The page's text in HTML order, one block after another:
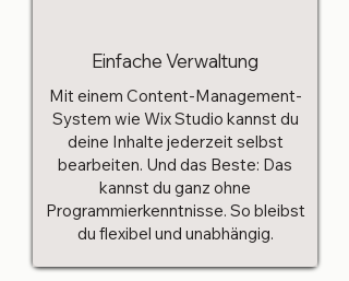
Einfache Verwaltung
Mit einem Content-Management-
System wie Wix Studio kannst du
deine Inhalte jederzeit selbst
bearbeiten. Und das Beste: Das
kannst du ganz ohne
Programmierkenntnisse. So bleibst
du flexibel und unabhängig.